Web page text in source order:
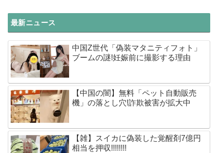
最新ニュース
中国Z世代「偽装マタニティフォト」
ブームの謎!妊娠前に撮影する理由
【中国の闇】無料「ペット自動販売
機」の落とし穴!詐欺被害が拡大中
【雑】スイカに偽装した覚醒剤7億円
相当を押収!!!!!!!!